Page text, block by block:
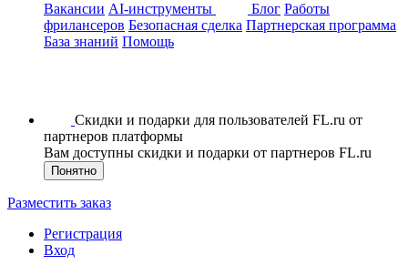
Вакансии AI-инструменты Блог Работы
фрилансеров Безопасная сделка Партнерская программа
База знаний Помощь
Скидки и подарки для пользователей FL.ru от
партнеров платформы
Вам доступны скидки и подарки от партнеров FL.ru
Понятно
Разместить заказ
Регистрация
Вход